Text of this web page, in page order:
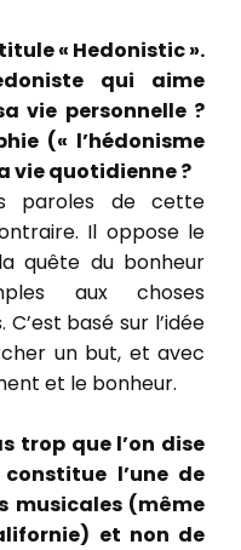
« Hedonistic ».
qui aime
vie personnelle ?
(« l’hédonisme
vie quotidienne ?
paroles de cette
Il oppose le
quête du bonheur
aux choses
basé sur l’idée
un but, et avec
et le bonheur.
trop que l’on dise
l’une de
musicales (même
et non de